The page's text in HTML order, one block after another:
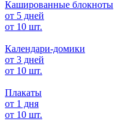
Кашированные блокноты
от 5 дней
от 10 шт.
Календари-домики
от 3 дней
от 10 шт.
Плакаты
от 1 дня
от 10 шт.